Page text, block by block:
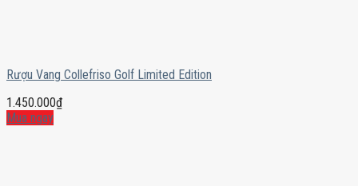
Rượu Vang Collefriso Golf Limited Edition
1.450.000₫
Mua ngay